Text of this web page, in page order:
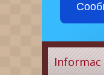
Informac